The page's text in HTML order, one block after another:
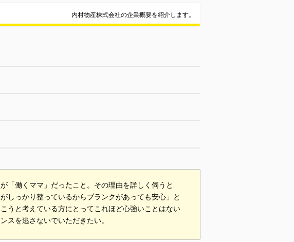
内村物産株式会社の企業概要を紹介します。
「働くママ」だったこと。その理由を詳しく伺うと
しっかり整っているからブランクがあっても安心」と
うと考えている方にとってこれほど心強いことはない
スを逃さないでいただきたい。